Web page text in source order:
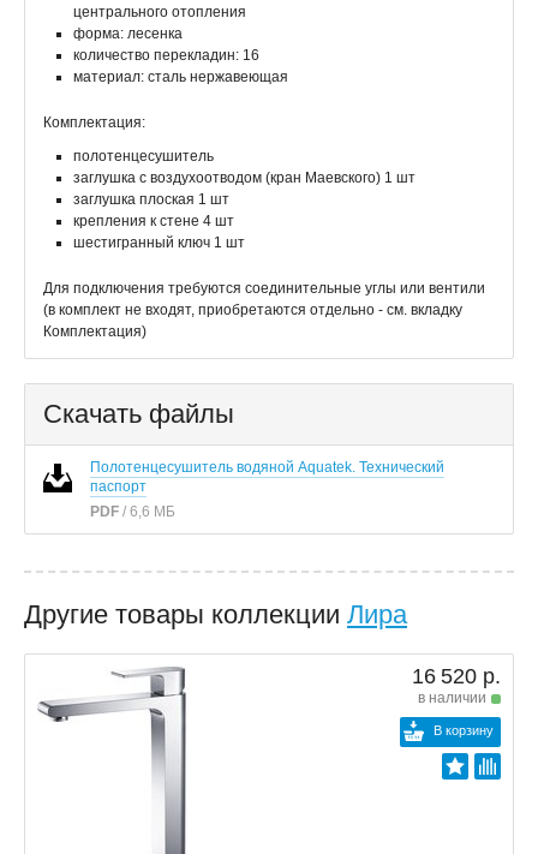
центрального отопления
форма: лесенка
количество перекладин: 16
материал: сталь нержавеющая
Комплектация:
полотенцесушитель
заглушка с воздухоотводом (кран Маевского) 1 шт
заглушка плоская 1 шт
крепления к стене 4 шт
шестигранный ключ 1 шт
Для подключения требуются соединительные углы или вентили
(в комплект не входят, приобретаются отдельно - см. вкладку
Комплектация)
Скачать файлы
Полотенцесушитель водяной Aquatek. Технический
паспорт
PDF / 6,6 МБ
Другие товары коллекции Лира
16 520 р.
в наличии
В корзину